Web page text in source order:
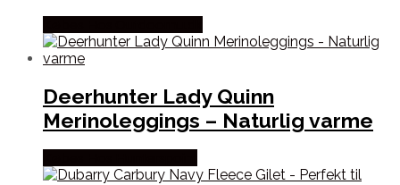
Deerhunter Lady Quinn
Merinoleggings – Naturlig varme